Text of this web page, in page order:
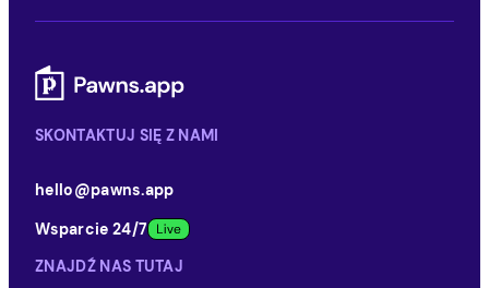
SKONTAKTUJ SIĘ Z NAMI
hello@pawns.app
Wsparcie 24/7
ZNAJDŹ NAS TUTAJ